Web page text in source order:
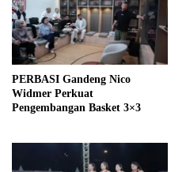
PERBASI Gandeng Nico
Widmer Perkuat
Pengembangan Basket 3×3